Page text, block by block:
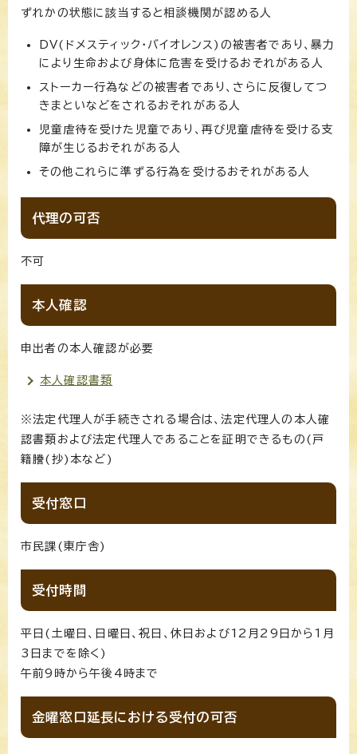
ずれかの状態に該当すると相談機関が認める人
DV(ドメスティック・バイオレンス)の被害者であり、暴力
により生命および身体に危害を受けるおそれがある人
ストーカー行為などの被害者であり、さらに反復してつ
きまといなどをされるおそれがある人
児童虐待を受けた児童であり、再び児童虐待を受ける支
障が生じるおそれがある人
その他これらに準ずる行為を受けるおそれがある人
代理の可否
不可
本人確認
申出者の本人確認が必要
本人確認書類
※法定代理人が手続きされる場合は、法定代理人の本人確
認書類および法定代理人であることを証明できるもの(戸
籍謄(抄)本など)
受付窓口
市民課(東庁舎)
受付時間
平日(土曜日、日曜日、祝日、休日および12月29日から1月
3日までを除く)
午前9時から午後4時まで
金曜窓口延長における受付の可否